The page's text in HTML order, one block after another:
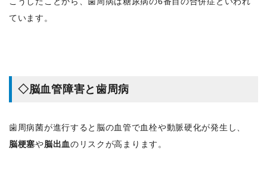
ています。
◇脳血管障害と歯周病
歯周病菌が進行すると脳の血管で血栓や動脈硬化が発生し、
脳梗塞や脳出血のリスクが高まります。